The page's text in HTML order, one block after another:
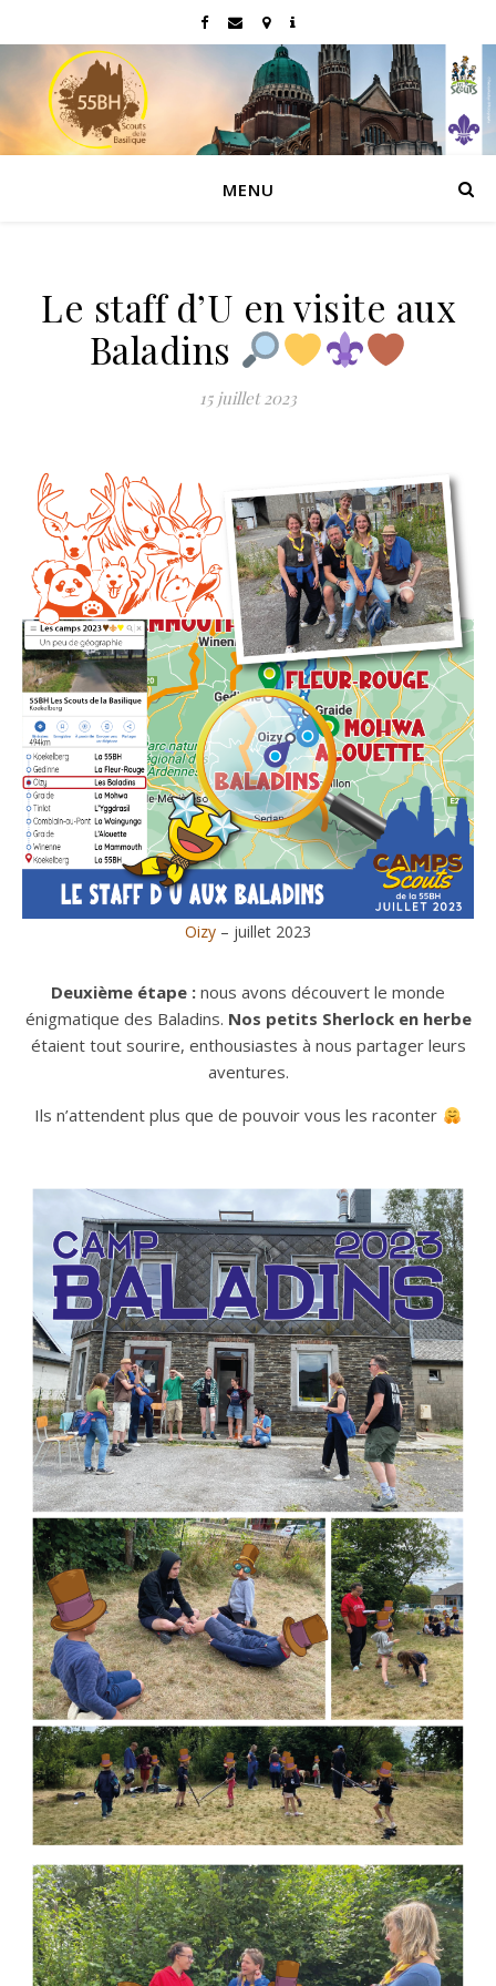
MENU
Le staff d’U en visite aux
Baladins
15 juillet 2023
Oizy – juillet 2023
Deuxième étape : nous avons découvert le monde
énigmatique des Baladins. Nos petits Sherlock en herbe
étaient tout sourire, enthousiastes à nous partager leurs
aventures.
Ils n’attendent plus que de pouvoir vous les raconter